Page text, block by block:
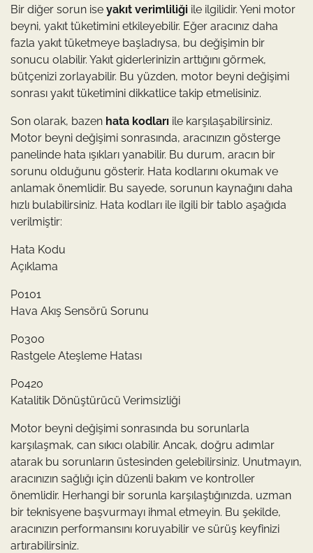
Bir diğer sorun ise yakıt verimliliği ile ilgilidir. Yeni motor
beyni, yakıt tüketimini etkileyebilir. Eğer aracınız daha
fazla yakıt tüketmeye başladıysa, bu değişimin bir
sonucu olabilir. Yakıt giderlerinizin arttığını görmek,
bütçenizi zorlayabilir. Bu yüzden, motor beyni değişimi
sonrası yakıt tüketimini dikkatlice takip etmelisiniz.
Son olarak, bazen hata kodları ile karşılaşabilirsiniz.
Motor beyni değişimi sonrasında, aracınızın gösterge
panelinde hata ışıkları yanabilir. Bu durum, aracın bir
sorunu olduğunu gösterir. Hata kodlarını okumak ve
anlamak önemlidir. Bu sayede, sorunun kaynağını daha
hızlı bulabilirsiniz. Hata kodları ile ilgili bir tablo aşağıda
verilmiştir:
Hata Kodu
Açıklama
P0101
Hava Akış Sensörü Sorunu
P0300
Rastgele Ateşleme Hatası
P0420
Katalitik Dönüştürücü Verimsizliği
Motor beyni değişimi sonrasında bu sorunlarla
karşılaşmak, can sıkıcı olabilir. Ancak, doğru adımlar
atarak bu sorunların üstesinden gelebilirsiniz. Unutmayın,
aracınızın sağlığı için düzenli bakım ve kontroller
önemlidir. Herhangi bir sorunla karşılaştığınızda, uzman
bir teknisyene başvurmayı ihmal etmeyin. Bu şekilde,
aracınızın performansını koruyabilir ve sürüş keyfinizi
artırabilirsiniz.